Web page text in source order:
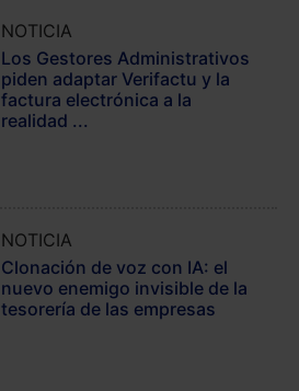
NOTICIA
Los Gestores Administrativos
piden adaptar Verifactu y la
factura electrónica a la
realidad ...
NOTICIA
Clonación de voz con IA: el
nuevo enemigo invisible de la
tesorería de las empresas